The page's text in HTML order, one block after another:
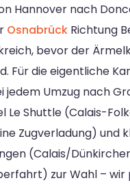
Hannover nach
Osnabrück Richtung
bevor der
Für die eigentliche
jedem Umzug nach
Le Shuttle (Calais-
Zugverladung) und
(Calais/
zur Wahl – wir